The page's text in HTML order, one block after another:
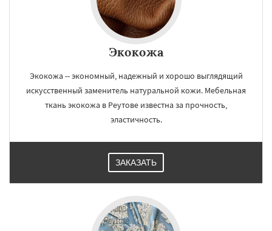
Экокожа
Экокожа -- экономный, надежный и хорошо выглядящий
искусственный заменитель натуральной кожи. Мебельная
ткань экокожа в Реутове известна за прочность,
эластичность.
ЗАКАЗАТЬ